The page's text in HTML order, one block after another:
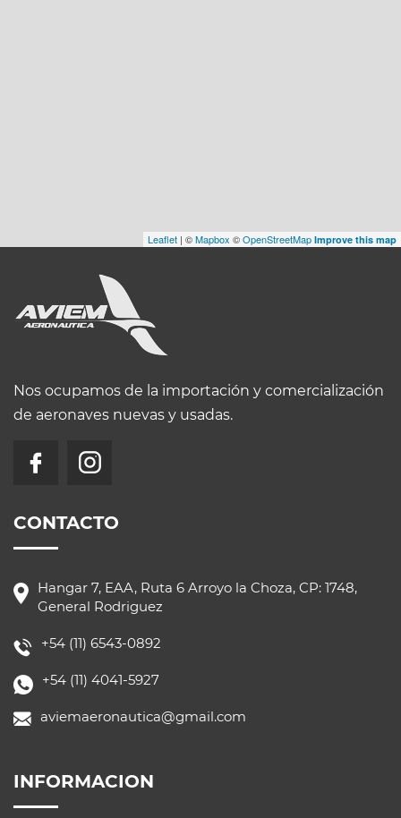
Leaflet | ©Mapbox ©OpenStreetMap Improve this map
Nos ocupamos de la importación y comercialización
de aeronaves nuevas y usadas.
CONTACTO
Hangar 7, EAA, Ruta 6 Arroyo la Choza, CP: 1748,
General Rodriguez
+54 (11) 6543-0892
+54 (11) 4041-5927
aviemaeronautica@gmail.com
INFORMACION